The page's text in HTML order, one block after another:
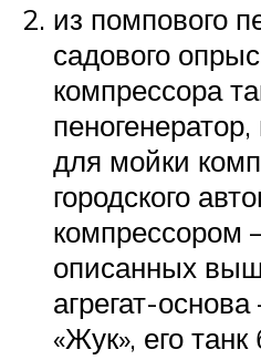
из помпового
садового
компрессора
для мойки
городского
компрессором
описанных
агрегат-
«Жук», его